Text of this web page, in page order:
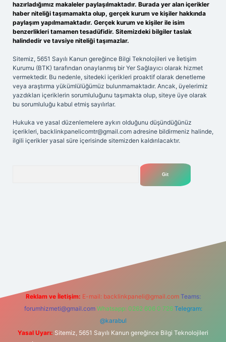
hazırladığımız makaleler paylaşılmaktadır. Burada yer alan içerikler
haber niteliği taşımamakta olup, gerçek kurum ve kişiler hakkında
paylaşım yapılmamaktadır. Gerçek kurum ve kişiler ile isim
benzerlikleri tamamen tesadüfidir. Sitemizdeki bilgiler taslak
halindedir ve tavsiye niteliği taşımazlar.
Sitemiz, 5651 Sayılı Kanun gereğince Bilgi Teknolojileri ve İletişim
Kurumu (BTK) tarafından onaylanmış bir Yer Sağlayıcı olarak hizmet
vermektedir. Bu nedenle, sitedeki içerikleri proaktif olarak denetleme
veya araştırma yükümlülüğümüz bulunmamaktadır. Ancak, üyelerimiz
yazdıkları içeriklerin sorumluluğunu taşımakta olup, siteye üye olarak
bu sorumluluğu kabul etmiş sayılırlar.
Hukuka ve yasal düzenlemelere aykırı olduğunu düşündüğünüz
içerikleri, backlinkpanelicomtr@gmail.com adresine bildirmeniz halinde,
ilgili içerikler yasal süre içerisinde sitemizden kaldırılacaktır.
Reklam ve İletişim: E-mail: backlinkpaneli@gmail.com Teams:
forumhizmeti@gmail.com Whatsapp: 0262 606 0 726 Telegram:
@karabul
Yasal Uyarı: Sitemiz, 5651 Sayılı Kanun gereğince Bilgi Teknolojileri